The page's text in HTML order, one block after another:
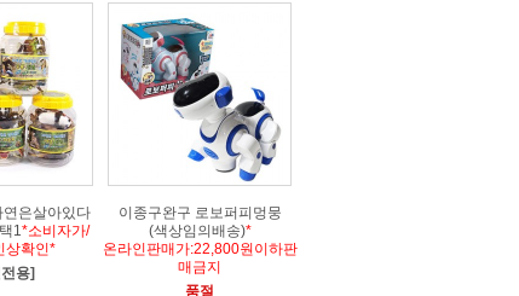
은살아있다
1*소비자가/
상확인*
용]
이종구완구 로보퍼피멍뭉
(색상임의배송)*
온라인판매가:22,800원이하판
매금지
품절